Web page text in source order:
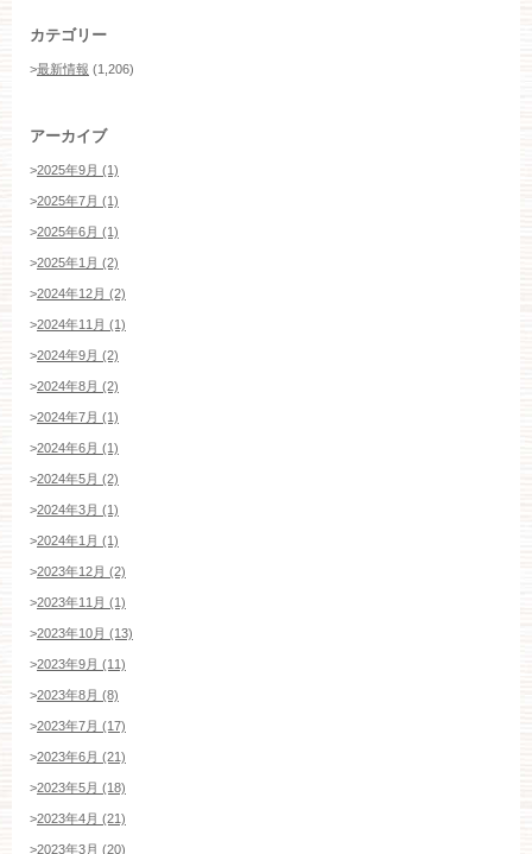
カテゴリー
>最新情報 (1,206)
アーカイブ
>2025年9月 (1)
>2025年7月 (1)
>2025年6月 (1)
>2025年1月 (2)
>2024年12月 (2)
>2024年11月 (1)
>2024年9月 (2)
>2024年8月 (2)
>2024年7月 (1)
>2024年6月 (1)
>2024年5月 (2)
>2024年3月 (1)
>2024年1月 (1)
>2023年12月 (2)
>2023年11月 (1)
>2023年10月 (13)
>2023年9月 (11)
>2023年8月 (8)
>2023年7月 (17)
>2023年6月 (21)
>2023年5月 (18)
>2023年4月 (21)
>2023年3月 (20)